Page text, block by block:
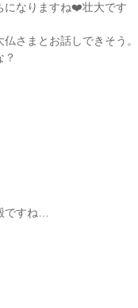
になりますね❤️壮大です
さまとお話しできそう。
？
ですね…